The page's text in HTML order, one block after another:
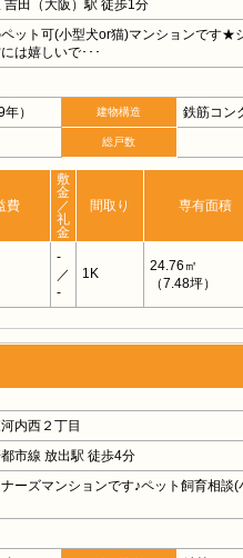
田（大阪）駅 徒歩1分
ット可(小型犬or猫)マンションです★
は嬉しいで･･･
） 建物構造 鉄筋コン
総戸数
費
敷
金
／
礼
金
間取り 専有面積
-
／
-
1K
24.76㎡
（7.48坪）
内西２丁目
市線 放出駅 徒歩4分
ーズマンションです♪ペット飼育相談(